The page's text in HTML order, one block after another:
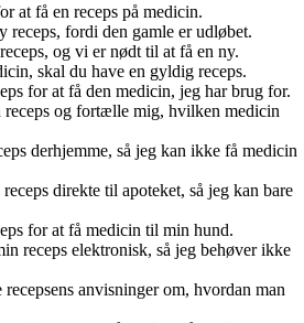
at få en receps på medicin.
receps, fordi den gamle er udløbet.
og vi er nødt til at få en ny.
skal du have en gyldig receps.
for at få den medicin, jeg har brug for.
og fortælle mig, hvilken medicin
derhjemme, så jeg kan ikke få medicin
direkte til apoteket, så jeg kan bare
for at få medicin til min hund.
receps elektronisk, så jeg behøver ikke
anvisninger om, hvordan man